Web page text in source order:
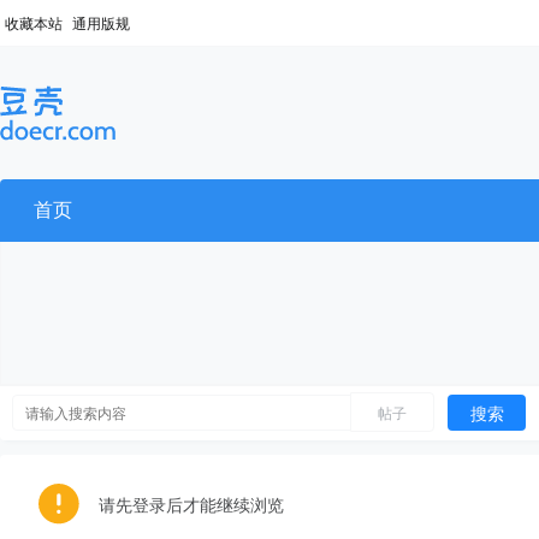
收藏本站 通用版规
首页
帖子 搜索
请先登录后才能继续浏览